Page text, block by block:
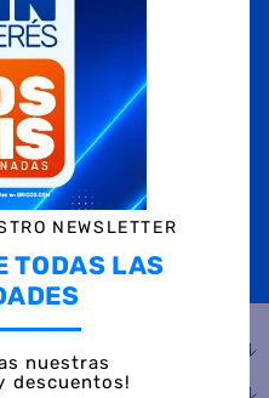
en D'RICCO.COM!
NEWSLETTER
TODAS LAS
nuestras
descuentos!